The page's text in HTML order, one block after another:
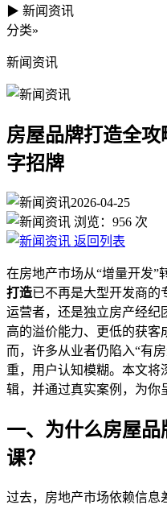
房屋品牌打
▶ 新闻资讯
分类»
新闻资讯
房屋品牌打造全
字招牌
2026-04-25
浏览： 956 次
返回列表
在房地产市场从“增量开发”
打造已不再是大型开发商的
运营者，还是独立房产经纪
高的溢价能力、更低的获客
而，许多从业者仍陷入“有
重，用户认知模糊。本文将
辑，并通过真实案例，为你
一、为什么房屋
课？
过去，房地产市场依赖信息